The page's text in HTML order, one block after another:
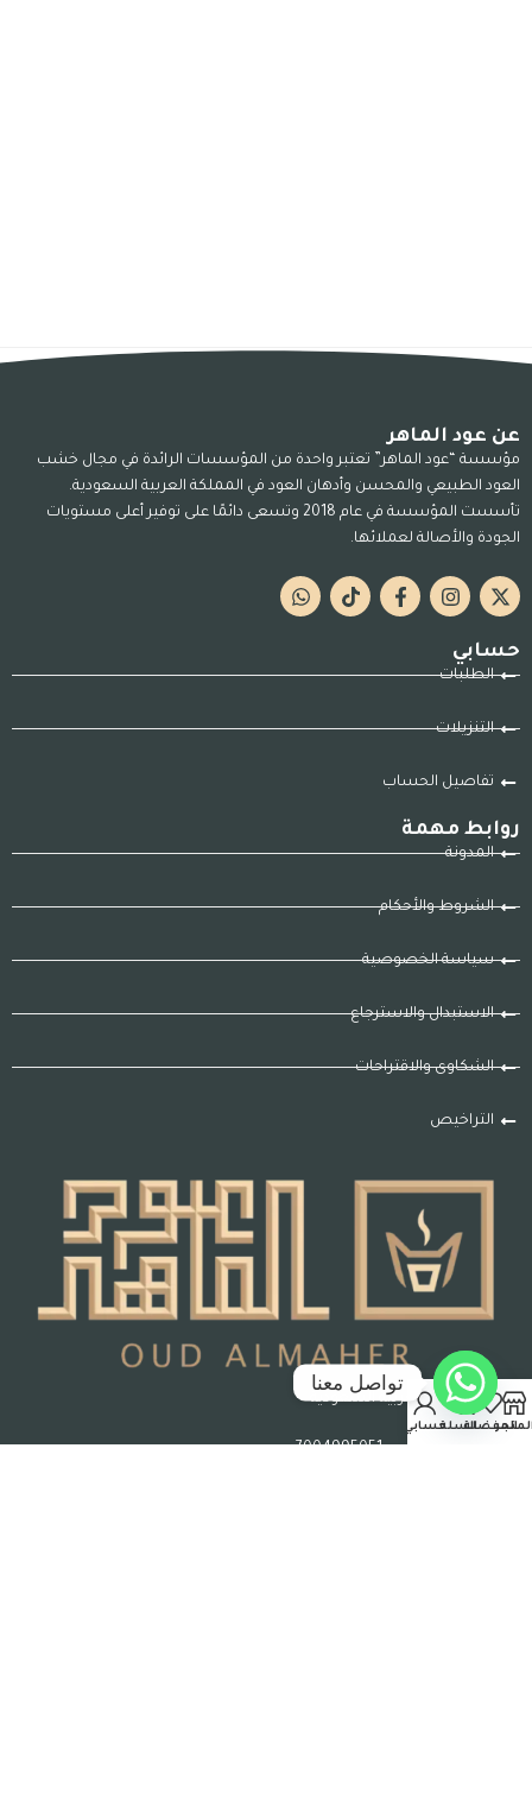
عن عود الماهر
مؤسسة “عود الماهر” تعتبر واحدة من المؤسسات الرائدة في مجال خشب
العود الطبيعي والمحسن وأدهان العود في المملكة العربية السعودية.
تأسست المؤسسة في عام 2018 وتسعى دائمًا على توفير أعلى مستويات
الجودة والأصالة لعملائها.
حسابي
الطلبات
التنزيلات
تفاصيل الحساب
روابط مهمة
المدونة
الشروط والأحكام
سياسة الخصوصية
الاستبدال والاسترجاع
الشكاوى والاقتراحات
التراخيص
جدة – المملكة العربية السعودية
رقم السجل التجاري : 7004995051
المفضلةالسلةحسابي
تواصل معنا